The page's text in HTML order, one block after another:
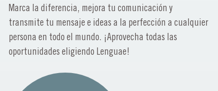
Marca la diferencia, mejora tu comunicación y
transmite tu mensaje e ideas a la perfección a cualquier
persona en todo el mundo. ¡Aprovecha todas las
oportunidades eligiendo Lenguae!